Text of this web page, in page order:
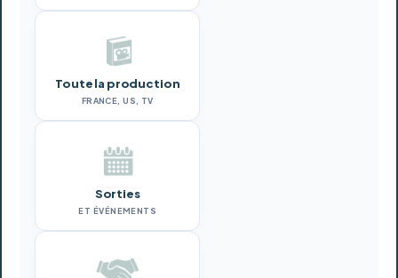
Toute la production
FRANCE, US, TV
Sorties
ET ÉVÉNEMENTS